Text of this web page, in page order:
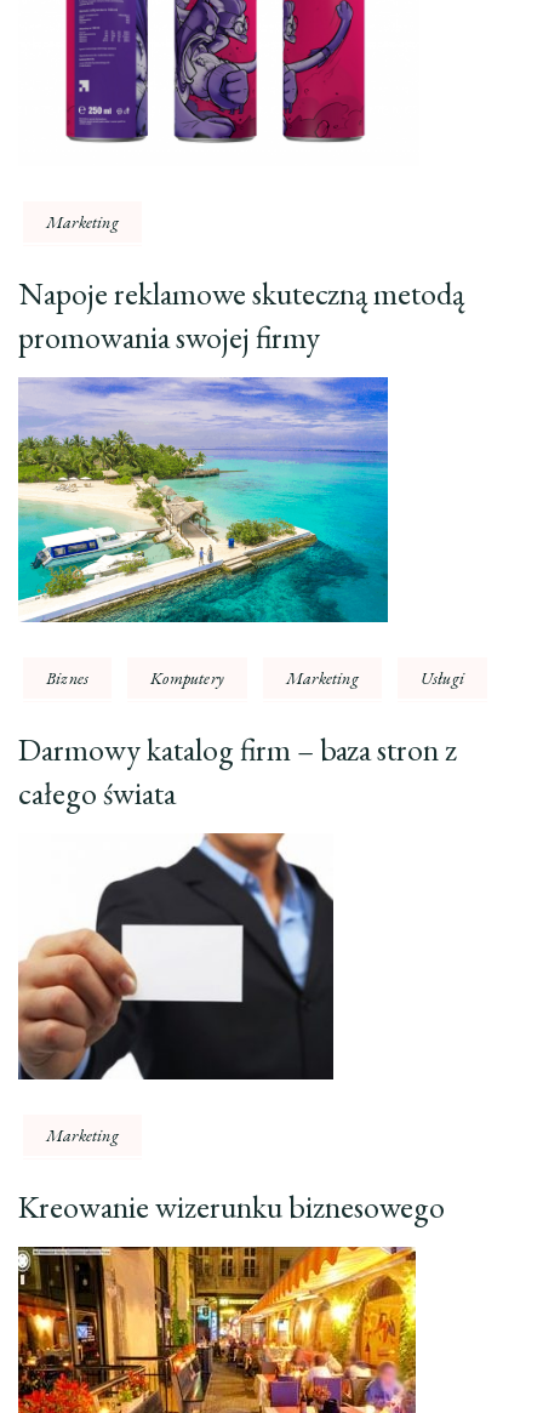
Marketing
Napoje reklamowe skuteczną metodą
promowania swojej firmy
Biznes Komputery Marketing Usługi
Darmowy katalog firm – baza stron z
całego świata
Marketing
Kreowanie wizerunku biznesowego